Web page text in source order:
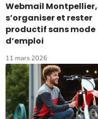
Webmail Montpellier,
s’organiser et rester
productif sans mode
d’emploi
11 mars 2026